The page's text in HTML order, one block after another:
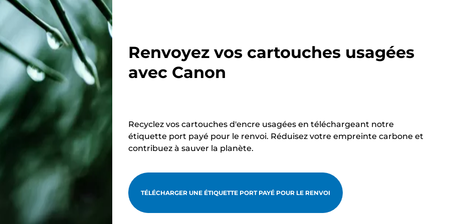
e
e
Renvoyez vos cartouches usagées
avec Canon
Recyclez vos cartouches d'encre usagées en téléchargeant notre
étiquette port payé pour le renvoi. Réduisez votre empreinte carbone et
contribuez à sauver la planète.
TÉLÉCHARGER UNE ÉTIQUETTE PORT PAYÉ POUR LE RENVOI